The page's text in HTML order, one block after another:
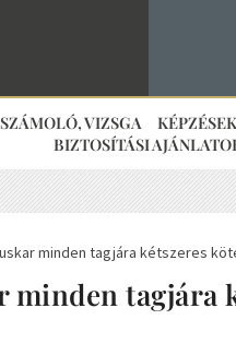
VIZSGA KÉPZÉSEK
BIZTOSÍTÁSI
minden tagjára kétszeres
minden tagjára